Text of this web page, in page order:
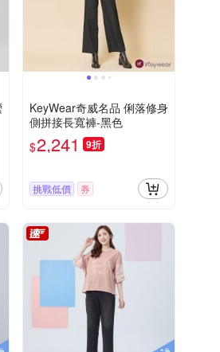
KeyWear奇威名品 俐落修身
側拼接長寬褲-黑色
$2,241 9折
挑戰低價 券